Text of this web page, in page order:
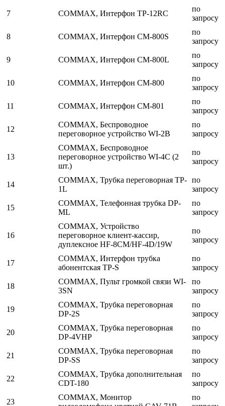
7 COMMAX, Интерфон TP-12RC
по
запросу
8 COMMAX, Интерфон CM-800S
по
запросу
9 COMMAX, Интерфон CM-800L
по
запросу
10 COMMAX, Интерфон CM-800
по
запросу
11 COMMAX, Интерфон CM-801
по
запросу
12
COMMAX, Беспроводное
переговорное устройство WI-2B
по
запросу
13
COMMAX, Беспроводное
переговорное устройство WI-4C (2
шт.)
по
запросу
14
COMMAX, Трубка переговорная TP-
1L
по
запросу
15
COMMAX, Телефонная трубка DP-
ML
по
запросу
16
COMMAX, Устройство
переговорное клиент-кассир,
дуплексное HF-8CM/HF-4D/19W
по
запросу
17
COMMAX, Интерфон трубка
абонентская TP-S
по
запросу
18
COMMAX, Пульт громкой связи WI-
3SN
по
запросу
19
COMMAX, Трубка переговорная
DP-2S
по
запросу
20
COMMAX, Трубка переговорная
DP-4VHP
по
запросу
21
COMMAX, Трубка переговорная
DP-SS
по
запросу
22
COMMAX, Трубка дополнительная
CDT-180
по
запросу
23
COMMAX, Монитор
по